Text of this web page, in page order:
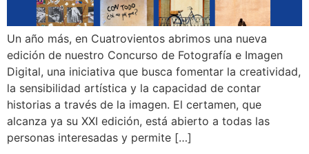
Un año más, en Cuatrovientos abrimos una nueva
edición de nuestro Concurso de Fotografía e Imagen
Digital, una iniciativa que busca fomentar la creatividad,
la sensibilidad artística y la capacidad de contar
historias a través de la imagen. El certamen, que
alcanza ya su XXI edición, está abierto a todas las
personas interesadas y permite […]